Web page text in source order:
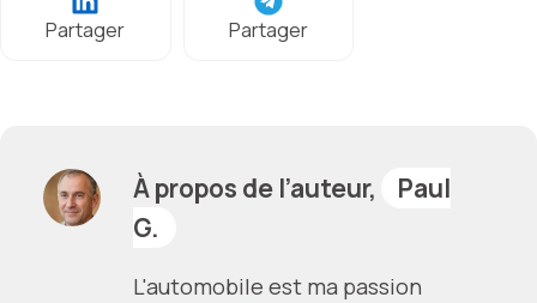
Partager Partager
À propos de l’auteur,
Paul
G.
L'automobile est ma passion